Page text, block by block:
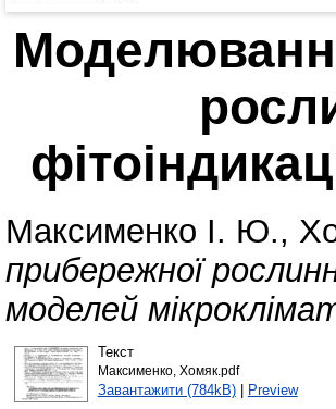
Максименко І. Ю.,
прибережної
моделей
Текст
Максименко, Хомяк.pdf
Завантажити (784kB)| Preview